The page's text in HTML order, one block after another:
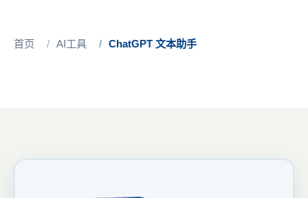
首页 AI工具 ChatGPT 文本助手